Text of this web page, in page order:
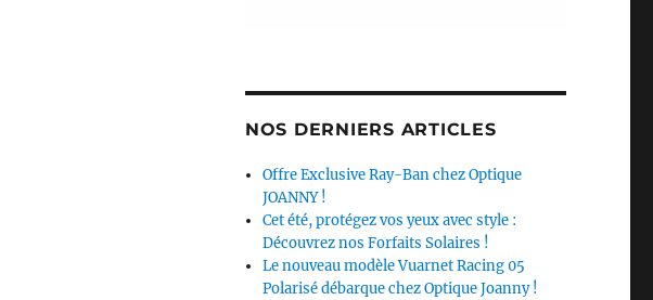
NOS DERNIERS ARTICLES
Offre Exclusive Ray-Ban chez Optique
JOANNY !
Cet été, protégez vos yeux avec style :
Découvrez nos Forfaits Solaires !
Le nouveau modèle Vuarnet Racing 05
Polarisé débarque chez Optique Joanny !